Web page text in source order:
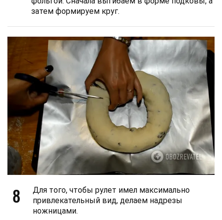
затем формируем круг.
8
Для того, чтобы рулет имел максимально
привлекательный вид, делаем надрезы
ножницами.